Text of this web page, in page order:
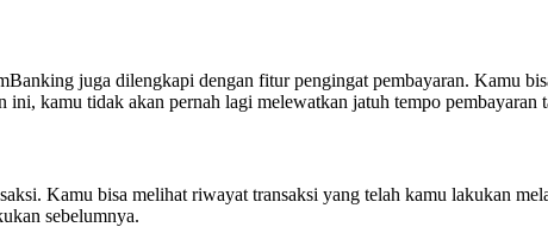
juga dilengkapi dengan fitur pengingat pembayaran. Kamu
kamu tidak akan pernah lagi melewatkan jatuh tempo pembayaran
Kamu bisa melihat riwayat transaksi yang telah kamu lakukan
sebelumnya.